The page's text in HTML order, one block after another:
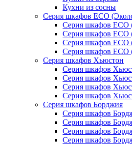
Кухни из сосны
Серия шкафов ECO
Серия шкафов ECO
Серия шкафов ECO
Серия шкафов ECO
Серия шкафов ECO
Серия шкафов Хьюстон
Серия шкафов
Серия шкафов
Серия шкафов
Серия шкафов
Серия шкафов Борджия
Серия шкафов
Серия шкафов
Серия шкафов
Серия шкафов